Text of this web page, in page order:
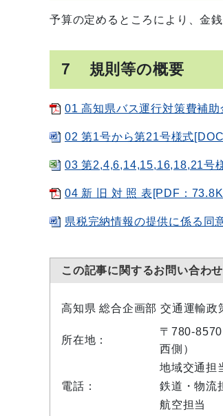
予算の定めるところにより、金
７ 規則等の概要
01 高知県バス運行対策費補
02 第1号から第21号様式
03 第2,4,6,14,15,16,18,21号
04 新 旧 対 照 表[PDF：
県税完納情報の提供に係る同
この記事に関するお問い合わせ
高知県 総合企画部 交通運輸政
所在地：
〒780-
西側）
電話：
地域交通担
鉄道・物流
航空担当